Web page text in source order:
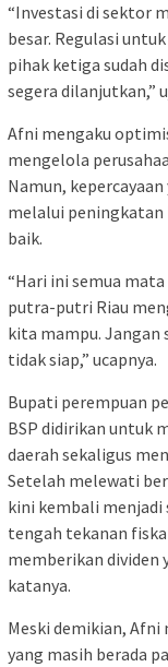
“Investasi di sektor
besar. Regulasi
pihak ketiga sudah
segera dilanjutkan,”
Afni mengaku
mengelola
Namun,
melalui peningkatan
baik.
“Hari ini semua
putra-putri Riau
kita mampu. Jangan
tidak siap,” ucapnya.
Bupati perempuan
BSP didirikan untuk
daerah sekaligus
Setelah melewati
kini kembali menjadi
tengah tekanan
memberikan dividen
katanya.
Meski demikian,
yang masih berada